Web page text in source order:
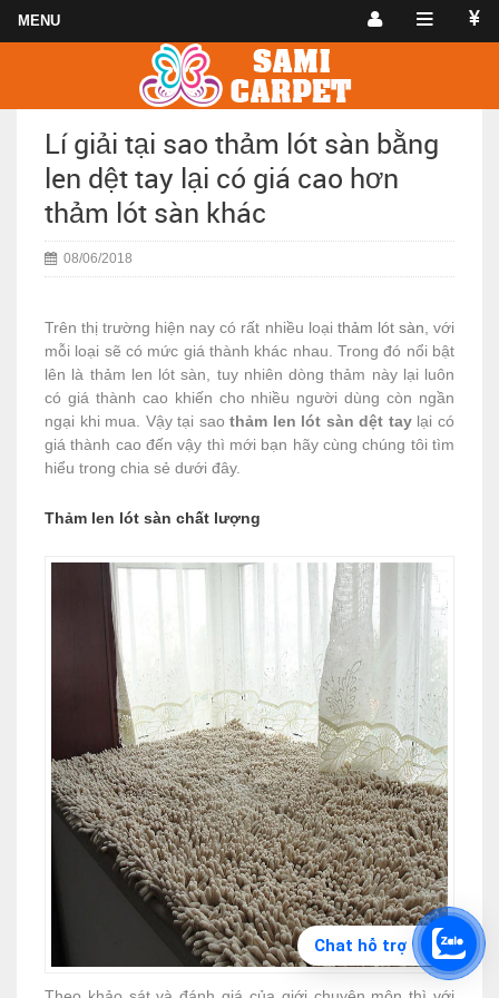
Lí giải tại sao thảm lót sàn bằng
len dệt tay lại có giá cao hơn
thảm lót sàn khác
08/06/2018
Trên thị trường hiện nay có rất nhiều loại thảm lót sàn , với
mỗi loại sẽ có mức giá thành khác nhau. Trong đó nổi bật
lên là thảm len lót sàn, tuy nhiên dòng thảm này lại luôn
có giá thành cao khiến cho nhiều người dùng còn ngần
ngại khi mua. Vậy tại saothảm len lót sàn dệt taylại có
giá thành cao đến vậy thì mới bạn hãy cùng chúng tôi tìm
hiểu trong chia sẻ dưới đây.
Thảm len lót sàn chất lượng
Chat hỗ trợ